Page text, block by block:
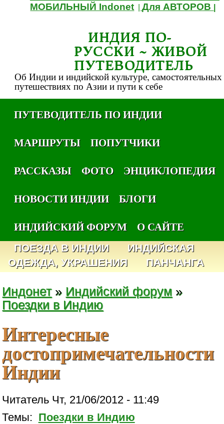
МОБИЛЬНЫЙ Indonet |Для АВТОРОВ
ИНДИЯ ПО-
РУССКИ ~ ЖИВОЙ
ПУТЕВОДИТЕЛЬ
Об Индии и индийской культуре, самостоятельных
путешествиях по Азии и пути к себе
ПУТЕВОДИТЕЛЬ ПО ИНДИИ
МАРШРУТЫ
ПОПУТЧИКИ
РАССКАЗЫ
ФОТО
ЭНЦИКЛОПЕДИЯ
НОВОСТИ ИНДИИ
БЛОГИ
ИНДИЙСКИЙ ФОРУМ
О САЙТЕ
ПОЕЗДА В ИНДИИ
ИНДИЙСКАЯ
ОДЕЖДА, УКРАШЕНИЯ
ПАНЧАНГА
Индонет» Индийский форум »
Поездки в Индию
Интересные
достопримечательности
Индии
Читатель Чт, 21/06/2012 - 11:49
Темы: Поездки в Индию